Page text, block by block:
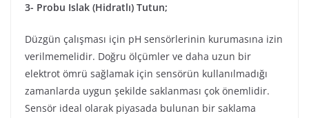
3- Probu Islak (Hidratlı) Tutun;
Düzgün çalışması için pH sensörlerinin kurumasına izin
verilmemelidir. Doğru ölçümler ve daha uzun bir
elektrot ömrü sağlamak için sensörün kullanılmadığı
zamanlarda uygun şekilde saklanması çok önemlidir.
Sensör ideal olarak piyasada bulunan bir saklama